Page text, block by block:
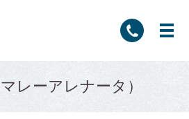
レーアレナータ）